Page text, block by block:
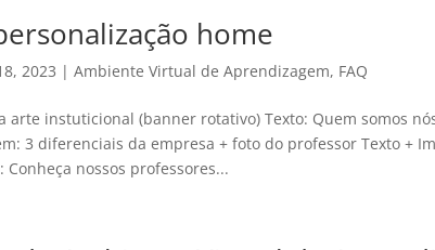
home
2023 |Ambiente Virtual de Aprendizagem, FAQ
arte instuticional (banner rotativo) Texto: Quem somos
3 diferenciais da empresa + foto do professor Texto +
Conheça nossos professores...